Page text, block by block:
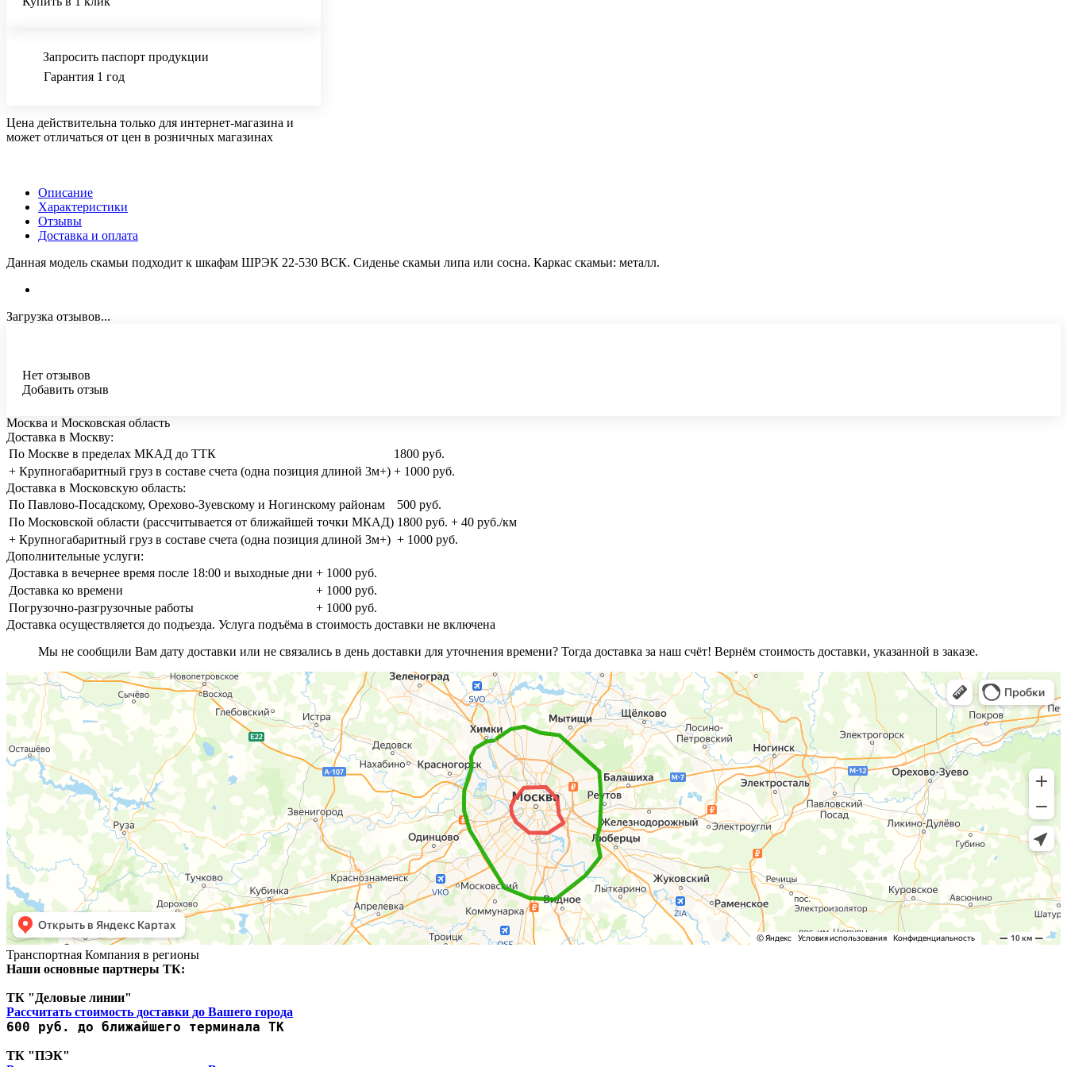
Запросить паспорт продукции
Гарантия 1 год
Цена действительна только для интернет-магазина и
может отличаться от цен в розничных магазинах
Описание
Характеристики
Отзывы
Доставка и оплата
Данная модель скамьи подходит к шкафам ШРЭК 22-530 ВСК. Сиденье скамьи липа или сосна. Каркас скамьи: металл.
Загрузка отзывов...
Нет отзывов
Добавить отзыв
Москва и Московская область
Доставка в Москву:
По Москве в пределах МКАД до ТТК
1800 руб.
+ Крупногабаритный груз в составе счета (одна позиция длиной 3м+) + 1000 руб.
Доставка в Московскую область:
По Павлово-Посадскому, Орехово-Зуевскому и Ногинскому районам
500 руб.
По Московской области (рассчитывается от ближайшей точки МКАД) 1800 руб. + 40 руб./км
+ Крупногабаритный груз в составе счета (одна позиция длиной 3м+) + 1000 руб.
Дополнительные услуги:
Доставка в вечернее время после 18:00 и выходные дни + 1000 руб.
Доставка ко времени
+ 1000 руб.
Погрузочно-разгрузочные работы
+ 1000 руб.
Доставка осуществляется до подъезда. Услуга подъёма в стоимость доставки не включена
Мы не сообщили Вам дату доставки или не связались в день доставки для уточнения времени? Тогда доставка за наш счёт! Вернём стоимость доставки, указанной в заказе.
Транспортная Компания в регионы
Наши основные партнеры ТК:
ТК "Деловые линии"
Рассчитать стоимость доставки до Вашего города
600 руб. до ближайшего терминала ТК
ТК "ПЭК"